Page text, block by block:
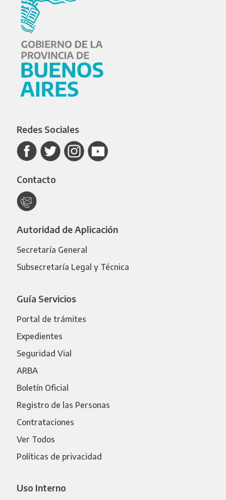
Redes Sociales
Contacto
Autoridad de Aplicación
Secretaría General
Subsecretaría Legal y Técnica
Guía Servicios
Portal de trámites
Expedientes
Seguridad Vial
ARBA
Boletín Oficial
Registro de las Personas
Contrataciones
Ver Todos
Políticas de privacidad
Uso Interno